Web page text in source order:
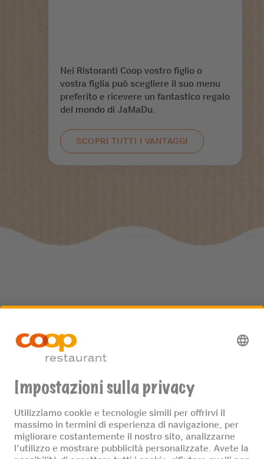
Nei Ristoranti Coop vostro figlio o
vostra figlia può scegliere il suo menu
preferito e ricevere un fantastico regalo
del mondo di JaMaDu.
SCOPRI TUTTI I VANTAGGI